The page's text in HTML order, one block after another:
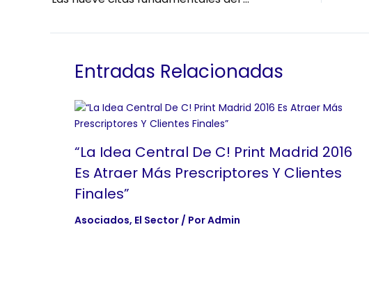
Entradas Relacionadas
“La Idea Central De C! Print Madrid 2016
Es Atraer Más Prescriptores Y Clientes
Finales”
Asociados, El Sector / PorAdmin